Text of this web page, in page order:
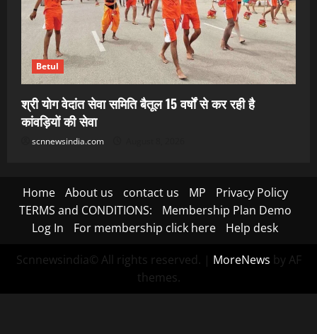
Betul
श्री योग वेदांत सेवा समिति बैतूल 15 वर्षों से कर रही है
कांवड़ियों की सेवा
scnnewsindia.com
Home About us contact us MP
Privacy Policy
TERMS and CONDITIONS:
Membership Plan Demo
Log In
For membership click here Help desk
Scnnewsindia© All rights reserved. | MoreNews by AF
themes.